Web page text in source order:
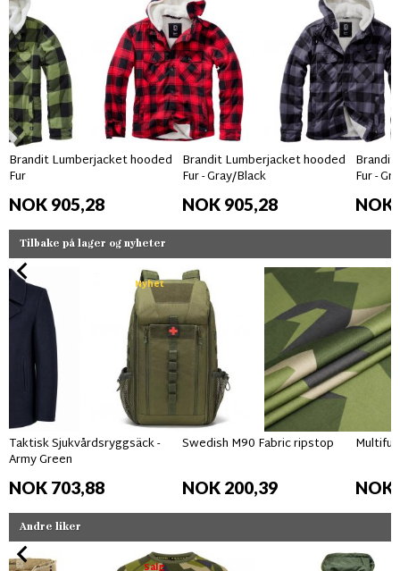
Brandit Lumberjacket hooded
Fur
NOK 905,28
Brandit Lumberjacket hooded
Fur - Gray/Black
NOK 905,28
Fur -
NOK
Tilbake på lager og nyheter
Nyhet
Taktisk Sjukvårdsryggsäck -
Army Green
NOK 703,88
Swedish M90 Fabric ripstop
NOK 200,39 NOK
Andre liker